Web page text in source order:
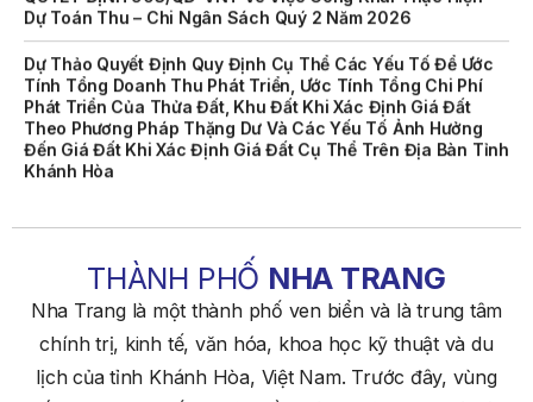
Dự Thảo Quyết Định Quy Định Cụ Thể Các Yếu Tố Để Ước
Tính Tổng Doanh Thu Phát Triển, Ước Tính Tổng Chi Phí
Phát Triển Của Thửa Đất, Khu Đất Khi Xác Định Giá Đất
Theo Phương Pháp Thặng Dư Và Các Yếu Tố Ảnh Hưởng
Đến Giá Đất Khi Xác Định Giá Đất Cụ Thể Trên Địa Bàn Tỉnh
Khánh Hòa
Biển Số KH-0834
THÔNG BÁO Số 706/TB-VNT: Kết Quả Lựa Chọn Đơn Vị Tổ
Chức Đấu Giá Tài Sản Đối Với Ca Nô 200CV VNT 02 Biển
Số KH-0387
THÔNG BÁO Số 659/TB-VNT Năm 2026 V/v Đính Chính
Thông Báo Số 641/TB-VNT Ngày 18/05/2026 Của Ban
THÀNH PHỐ NHA TRANG
Nha Trang là một thành phố ven biển và là trung tâm
chính trị, kinh tế, văn hóa, khoa học kỹ thuật và du
lịch của tỉnh Khánh Hòa, Việt Nam. Trước đây, vùng